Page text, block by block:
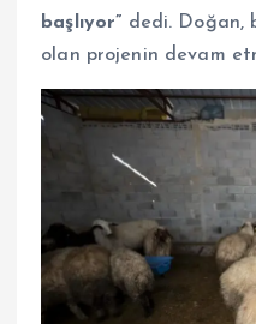
başlıyor” dedi. Doğan,
olan projenin devam